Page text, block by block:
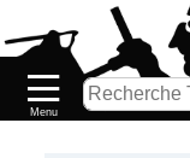
Nouveautés
Catalogue/Stock